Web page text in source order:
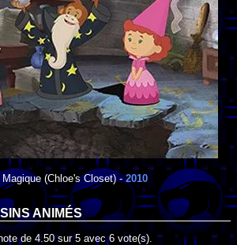
(Chloe's Closet) -2010
ANIMÉS
de 4.50sur5 avec6 vote(s).